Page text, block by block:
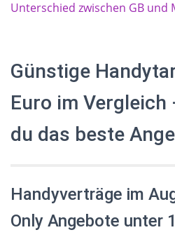
Unterschied zwischen GB und
Günstige
Euro im
du das beste
Handyverträge im
Only Angebote unter